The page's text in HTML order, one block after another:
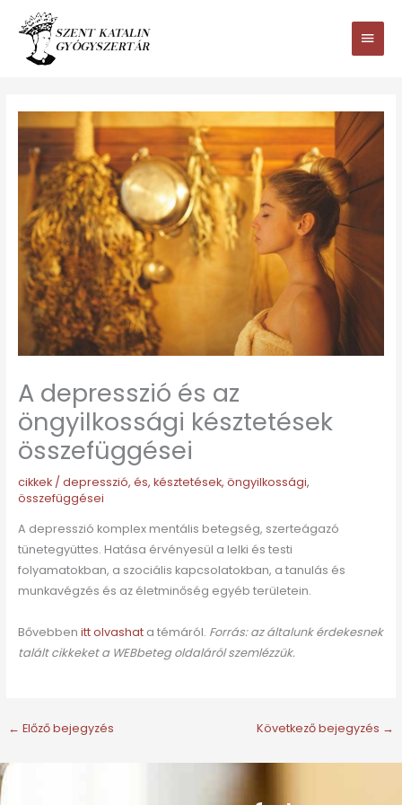
tartalomhoz
Main
Menu
A depresszió és az
öngyilkossági késztetések
összefüggései
cikkek/ depresszió, és, késztetések, öngyilkossági,
összefüggései
A depresszió komplex mentális betegség, szerteágazó
tünetegyüttes. Hatása érvényesül a lelki és testi
folyamatokban, a szociális kapcsolatokban, a tanulás és
munkavégzés és az életminőség egyéb területein.
Bővebben itt olvashat a témáról. Forrás: az általunk érdekesnek
talált cikkeket a WEBbeteg oldaláról szemlézzük.
← Előző bejegyzés Következő bejegyzés →